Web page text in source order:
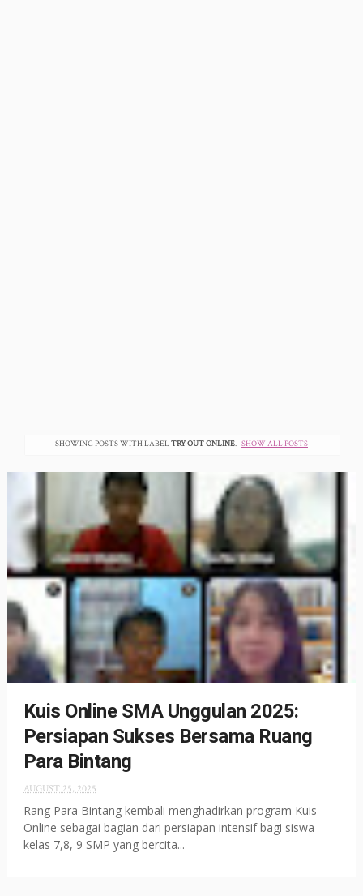
SHOWING POSTS WITH LABELTRY OUT ONLINE. SHOW ALL POSTS
Kuis Online SMA Unggulan 2025:
Persiapan Sukses Bersama Ruang
Para Bintang
AUGUST 25, 2025
Rang Para Bintang kembali menghadirkan program Kuis
Online sebagai bagian dari persiapan intensif bagi siswa
kelas 7,8, 9 SMP yang bercita...